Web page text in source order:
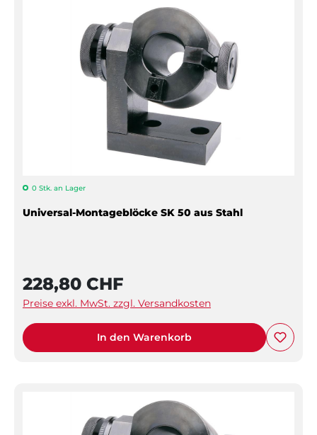
0 Stk. an Lager
Universal-Montageblöcke SK 50 aus Stahl
228,80 CHF
Preise exkl. MwSt. zzgl. Versandkosten
In den Warenkorb